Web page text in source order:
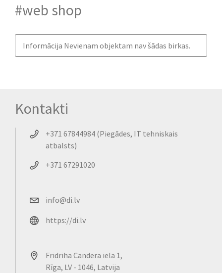
#web shop
Informācija Nevienam objektam nav šādas birkas.
Kontakti
+371 67844984 (Piegādes, IT tehniskais
atbalsts)
+371 67291020
info@di.lv
https://di.lv
Fridriha Candera iela 1,
Rīga, LV - 1046, Latvija